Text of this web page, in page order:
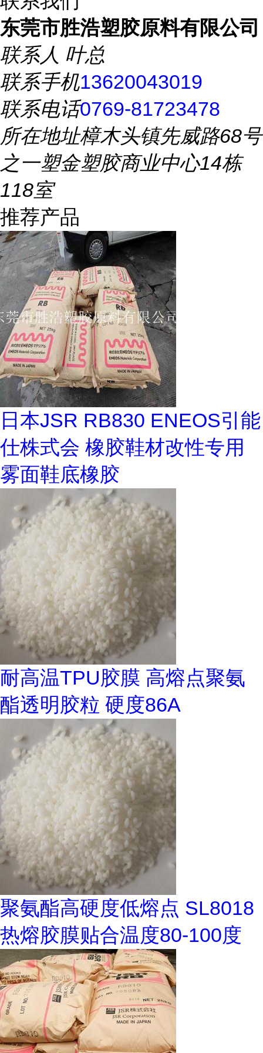
东莞市胜浩塑胶原料有限公司
联系人 叶总
联系手机13620043019
联系电话0769-81723478
所在地址樟木头镇先威路68号
之一塑金塑胶商业中心14栋
118室
推荐产品
日本JSR RB830 ENEOS引能
仕株式会 橡胶鞋材改性专用
雾面鞋底橡胶
耐高温TPU胶膜 高熔点聚氨
酯透明胶粒 硬度86A
聚氨酯高硬度低熔点 SL8018
热熔胶膜贴合温度80-100度